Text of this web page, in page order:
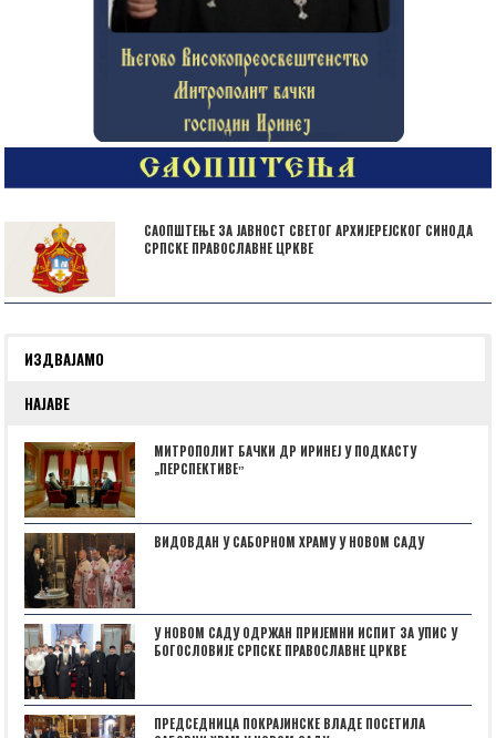
САОПШТЕЊЕ ЗА ЈАВНОСТ СВЕТОГ АРХИЈЕРЕЈСКОГ СИНОДА
СРПСКЕ ПРАВОСЛАВНЕ ЦРКВЕ
ИЗДВАЈАМО
НАЈАВЕ
МИТРОПОЛИТ БАЧКИ ДР ИРИНЕЈ У ПОДКАСТУ
„ПЕРСПЕКТИВЕˮ
ВИДОВДАН У САБОРНОМ ХРАМУ У НОВОМ САДУ
У НОВОМ САДУ ОДРЖАН ПРИЈЕМНИ ИСПИТ ЗА УПИС У
БОГОСЛОВИЈЕ СРПСКЕ ПРАВОСЛАВНЕ ЦРКВЕ
ПРЕДСЕДНИЦА ПОКРАЈИНСКЕ ВЛАДЕ ПОСЕТИЛА